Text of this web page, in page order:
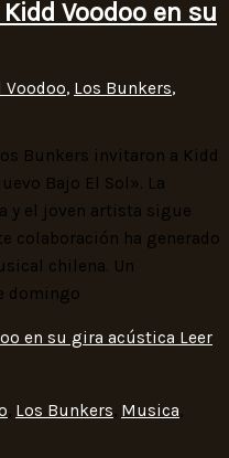
Voodoo en su
Voodoo, Los Bunkers,
Bunkers invitaron a Kidd
Bajo El Sol». La
y el joven artista sigue
colaboración ha generado
chilena. Un
domingo
en su gira acústica Leer
, Los Bunkers, Musica,